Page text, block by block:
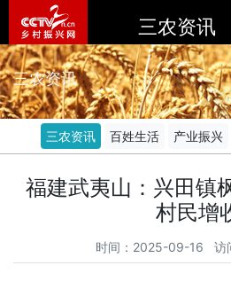
三农资讯
三农资讯
三农资讯 百姓生活 产业振兴
福建武夷山：兴田镇
村民增
时间：2025-09-16 访